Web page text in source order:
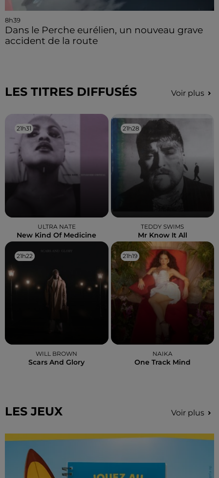
8h39
Dans le Perche eurélien, un nouveau grave
accident de la route
LES TITRES DIFFUSÉS Voir plus
21h31
21h31
ULTRA NATE
New Kind Of Medicine
21h28
21h28
TEDDY SWIMS
Mr Know It All
21h22
21h22
WILL BROWN
Scars And Glory
21h19
21h19
NAIKA
One Track Mind
LES JEUX Voir plus